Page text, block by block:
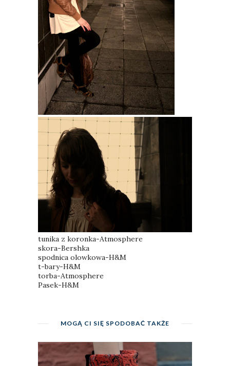
tunika z koronka-Atmosphere
skora-Bershka
spodnica olowkowa-H&M
t-bary-H&M
torba-Atmosphere
Pasek-H&M
MOGĄ CI SIĘ SPODOBAĆ TAKŻE